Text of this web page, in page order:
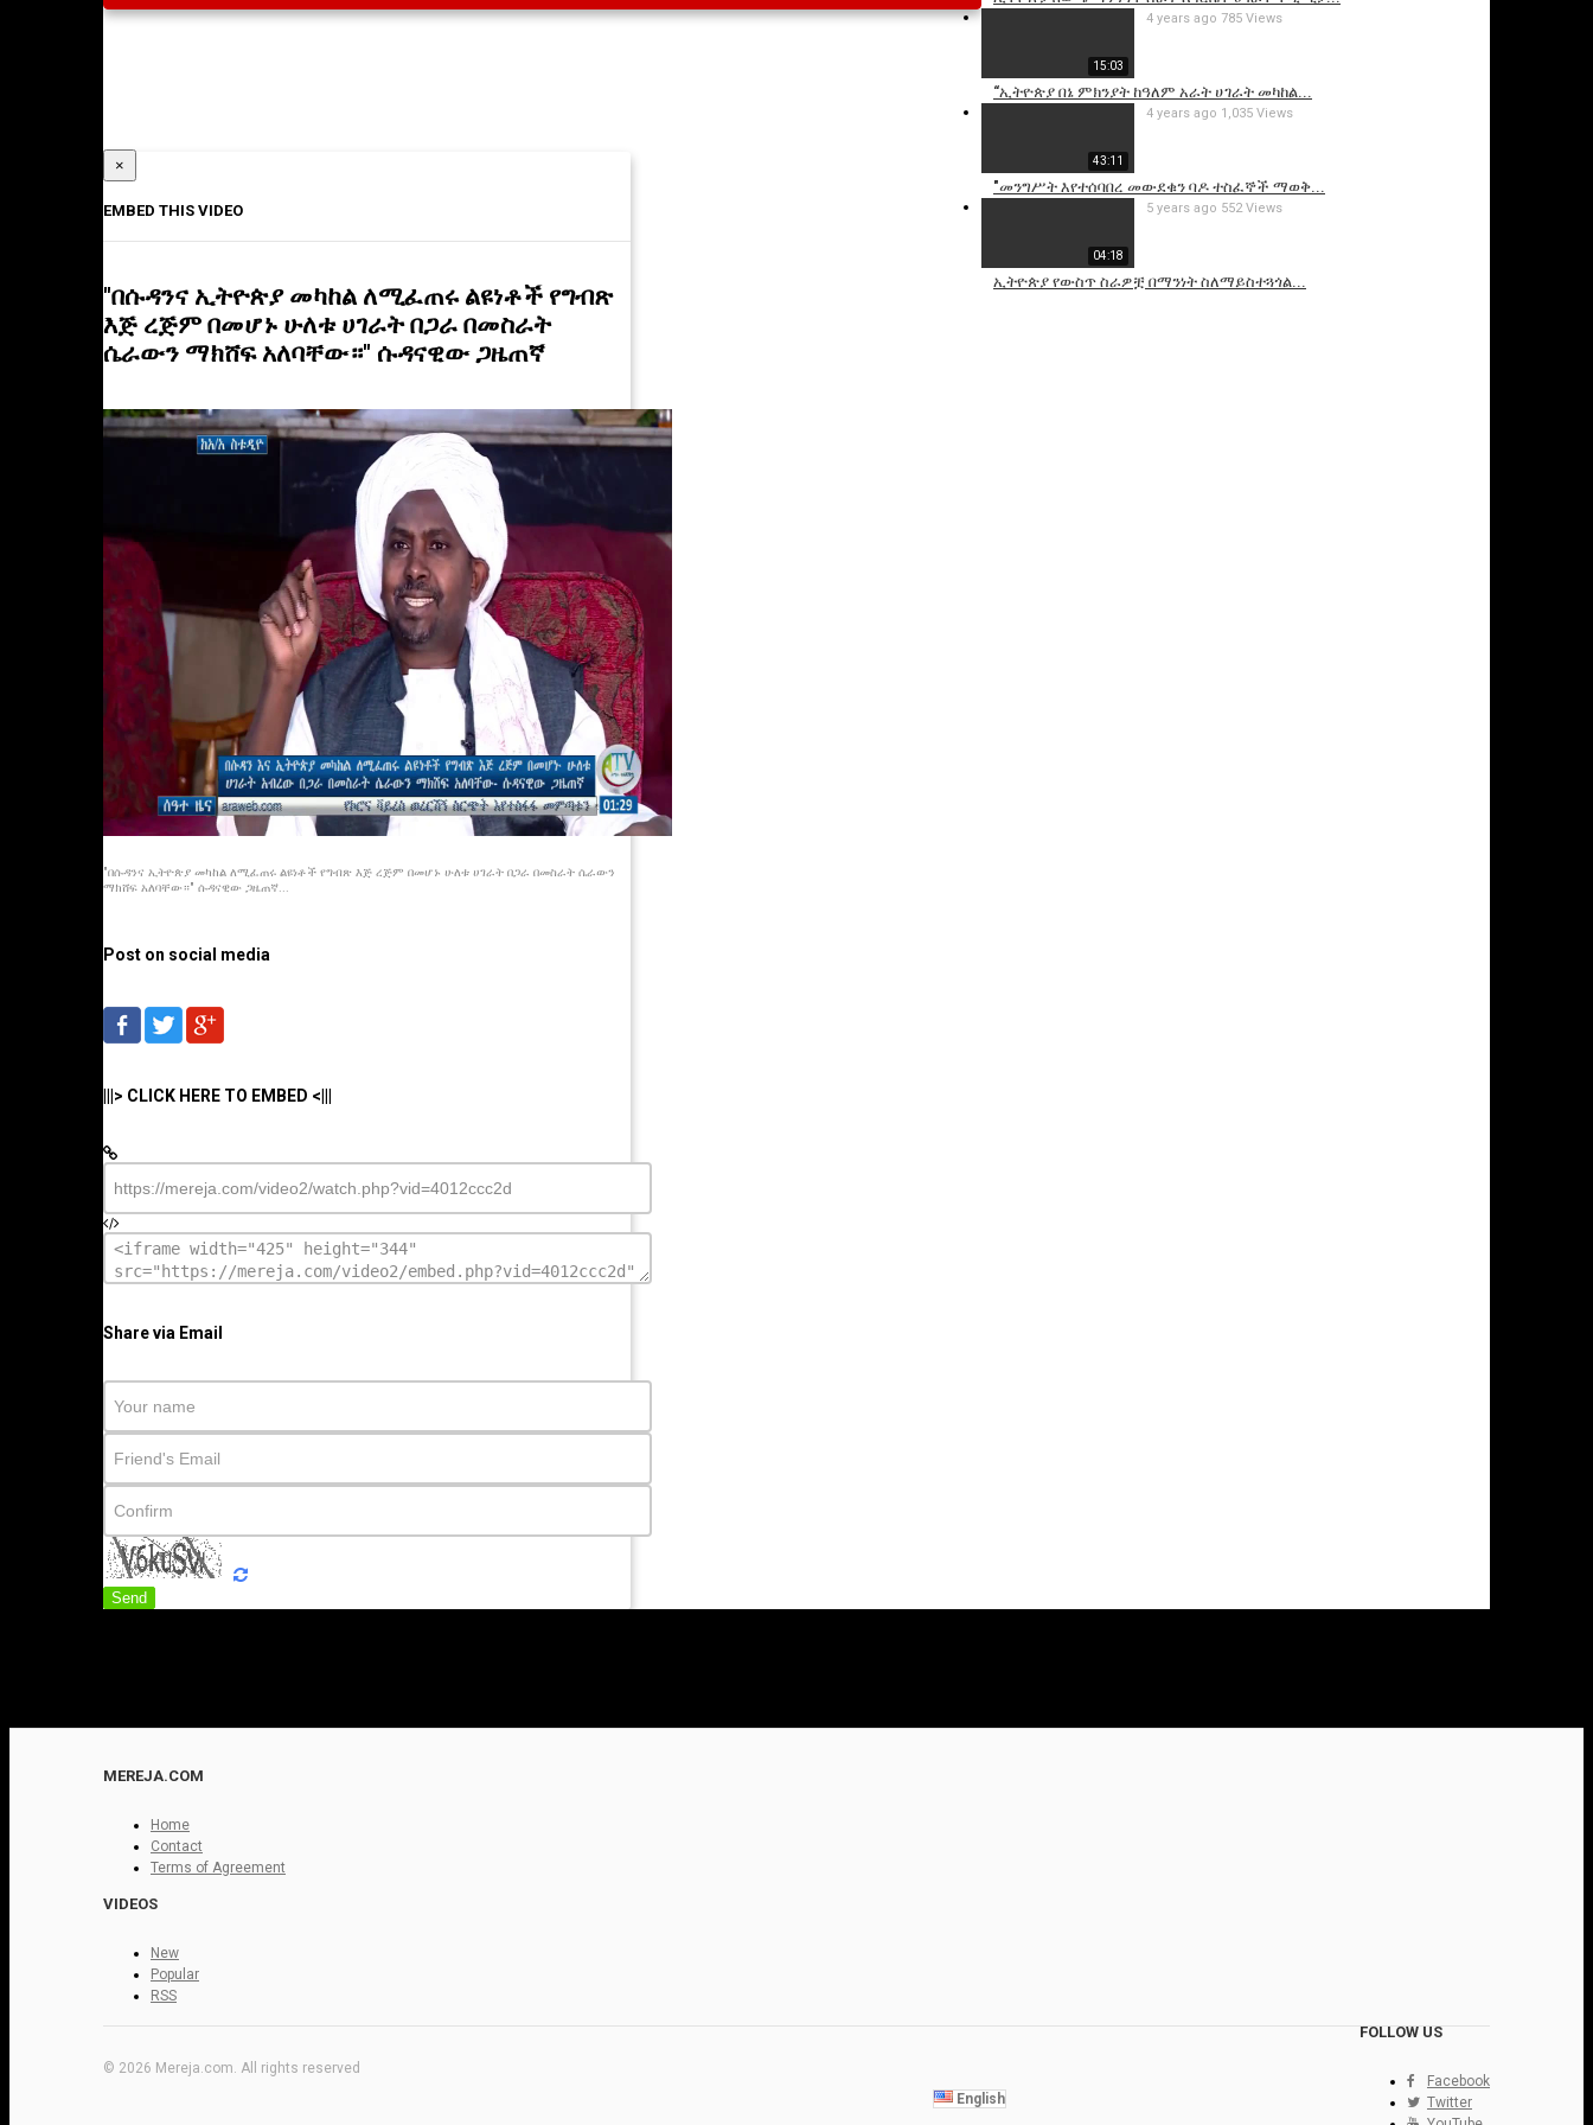
15:03
“ኢትዮጵያ በኔ ምክንያት ከዓለም አራት ሀገራት መካከል...
4 years ago 785 Views
43:11
"መንግሥት እየተሰባበረ መውደቁን ባዶ ተስፈኞች ማወቅ...
4 years ago 1,035 Views
04:18
ኢትዮጵያ የውስጥ ስራዎቿ በማንነት ስለማይስተጓጎል...
5 years ago 552 Views
×
EMBED THIS VIDEO
"በሱዳንና ኢትዮጵያ መካከል ለሚፈጠሩ ልዩነቶች የግብጽ
እጅ ረጅም በመሆኑ ሁለቱ ሀገራት በጋራ በመስራት
ሴራውን ማክሸፍ አለባቸው።" ሱዳናዊው ጋዜጠኛ
"በሱዳንና ኢትዮጵያ መካከል ለሚፈጠሩ ልዩነቶች የግብጽ እጅ ረጅም በመሆኑ ሁለቱ ሀገራት በጋራ በመስራት ሴራውን
ማክሸፍ አለባቸው።" ሱዳናዊው ጋዜጠኛ...
Post on social media
|||> CLICK HERE TO EMBED <|||
Share via Email
Send
MEREJA.COM
Home
Contact
Terms of Agreement
VIDEOS
New
Popular
RSS
FOLLOW US
Facebook
Twitter
© 2026 Mereja.com. All rights reserved
English